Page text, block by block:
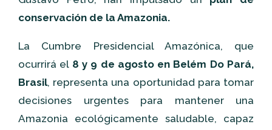
conservación de la Amazonia.
La Cumbre Presidencial Amazónica, que
ocurrirá el 8 y 9 de agosto en Belém Do Pará,
Brasil, representa una oportunidad para tomar
decisiones urgentes para mantener una
Amazonia ecológicamente saludable, capaz